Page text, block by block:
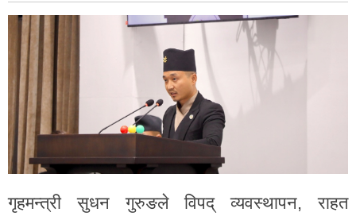
गृहमन्त्री सुधन गुरुङले विपद् व्यवस्थापन, राहत